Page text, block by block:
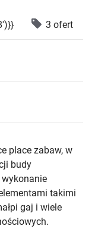
3 ofert
place zabaw, w
budy
wykonanie
takimi
gaj i wiele